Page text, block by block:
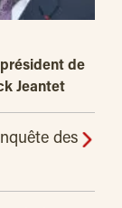
de
Jeantet
des